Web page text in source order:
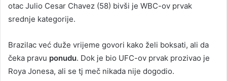
otac Julio Cesar Chavez (58) bivši je WBC-ov prvak
srednje kategorije.
Brazilac već duže vrijeme govori kako želi boksati, ali da
čeka pravu ponudu. Dok je bio UFC-ov prvak prozivao je
Roya Jonesa, ali se tj meč nikada nije dogodio.